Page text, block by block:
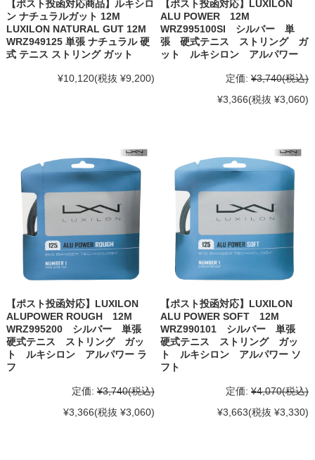
【ポスト投函対応商品】ルキシロ
ン ナチュラルガット 12M
LUXILON NATURAL GUT 12M
WRZ949125 単張 ナチュラル 硬
式 テニス ストリング ガット
¥10,120(税抜 ¥9,200)
【ポスト投函対応】LUXILON
ALU POWER 12M
WRZ995100SI シルバー 単
張 硬式テニス ストリング ガ
ット ルキシロン アルパワー
定価: ¥3,740(税込)
¥3,366(税抜 ¥3,060)
【ポスト投函対応】LUXILON
ALUPOWER ROUGH 12M
WRZ995200 シルバー 単張
硬式テニス ストリング ガッ
ト ルキシロン アルパワー ラ
フ
定価: ¥3,740(税込)
¥3,366(税抜 ¥3,060)
【ポスト投函対応】LUXILON
ALU POWER SOFT 12M
WRZ990101 シルバー 単張
硬式テニス ストリング ガッ
ト ルキシロン アルパワー ソ
フト
定価: ¥4,070(税込)
¥3,663(税抜 ¥3,330)